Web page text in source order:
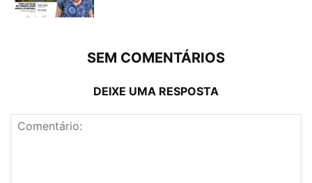
SEM COMENTÁRIOS
DEIXE UMA RESPOSTA